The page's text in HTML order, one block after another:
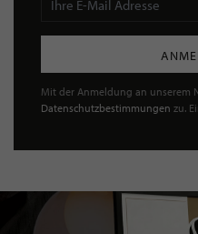
Mit der Anmeldung an unserem
Datenschutzbestimmungen zu.